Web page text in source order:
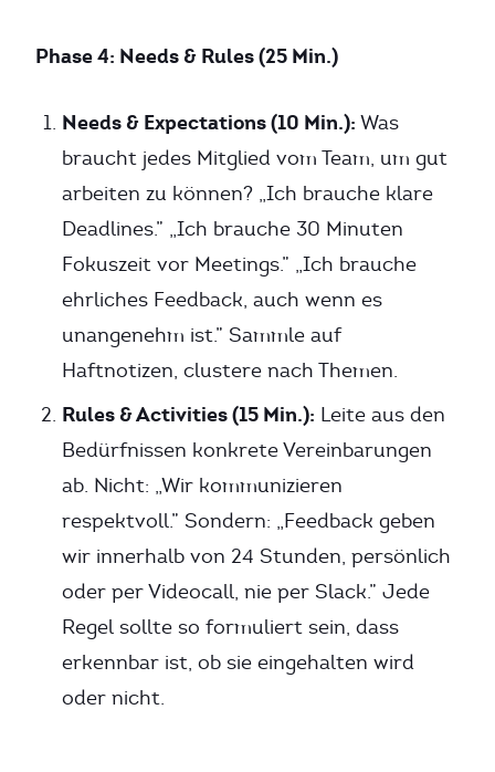
Phase 4: Needs & Rules (25 Min.)
Needs & Expectations (10 Min.): Was
braucht jedes Mitglied vom Team, um gut
arbeiten zu können? „Ich brauche klare
Deadlines.” „Ich brauche 30 Minuten
Fokuszeit vor Meetings.” „Ich brauche
ehrliches Feedback, auch wenn es
unangenehm ist.” Sammle auf
Haftnotizen, clustere nach Themen.
Rules & Activities (15 Min.): Leite aus den
Bedürfnissen konkrete Vereinbarungen
ab. Nicht: „Wir kommunizieren
respektvoll.” Sondern: „Feedback geben
wir innerhalb von 24 Stunden, persönlich
oder per Videocall, nie per Slack.” Jede
Regel sollte so formuliert sein, dass
erkennbar ist, ob sie eingehalten wird
oder nicht.